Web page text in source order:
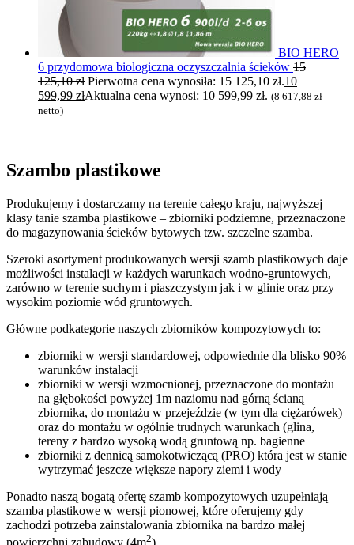
BIO HERO
6 przydomowa biologiczna oczyszczalnia ścieków 15
125,10zł Pierwotna cena wynosiła: 15 125,10 zł.10
599,99 złAktualna cena wynosi: 10 599,99 zł. (8 617,88 zł
netto)
Szambo plastikowe
Produkujemy i dostarczamy na terenie całego kraju, najwyższej
klasy tanie szamba plastikowe – zbiorniki podziemne, przeznaczone
do magazynowania ścieków bytowych tzw. szczelne szamba.
Szeroki asortyment produkowanych wersji szamb plastikowych daje
możliwości instalacji w każdych warunkach wodno-gruntowych,
zarówno w terenie suchym i piaszczystym jak i w glinie oraz przy
wysokim poziomie wód gruntowych.
Główne podkategorie naszych zbiorników kompozytowych to:
zbiorniki w wersji standardowej, odpowiednie dla blisko 90%
warunków instalacji
zbiorniki w wersji wzmocnionej, przeznaczone do montażu
na głębokości powyżej 1m naziomu nad górną ścianą
zbiornika, do montażu w przejeździe (w tym dla ciężarówek)
oraz do montażu w ogólnie trudnych warunkach (glina,
tereny z bardzo wysoką wodą gruntową np. bagienne
zbiorniki z dennicą samokotwiczącą (PRO) która jest w stanie
wytrzymać jeszcze większe napory ziemi i wody
Ponadto naszą bogatą ofertę szamb kompozytowych uzupełniają
szamba plastikowe w wersji pionowej, które oferujemy gdy
zachodzi potrzeba zainstalowania zbiornika na bardzo małej
2